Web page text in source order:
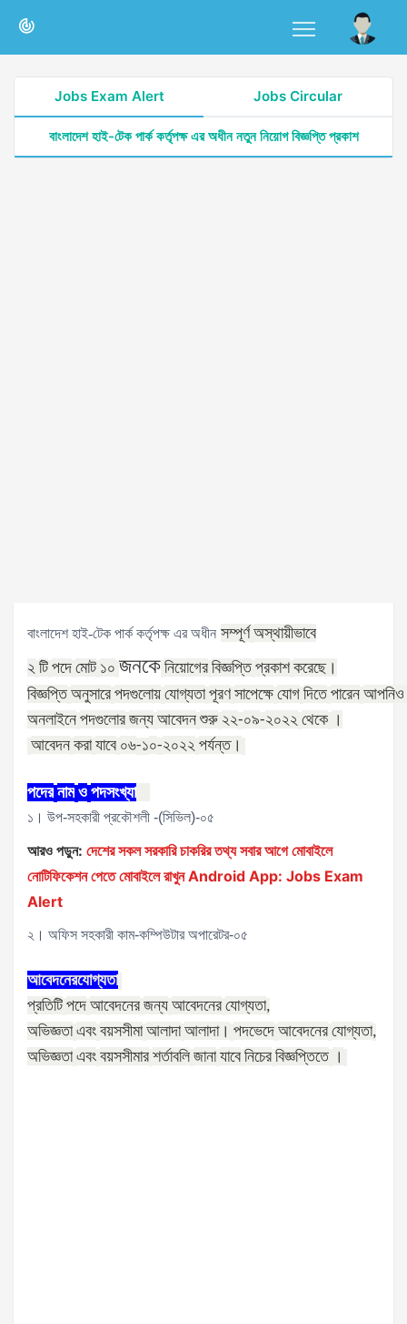
Jobs Exam Alert Jobs Circular
বাংলাদেশ হাই-টেক পার্ক কর্তৃপক্ষ এর অধীন নতুন নিয়োগ বিজ্ঞপ্তি প্রকাশ
বাংলাদেশ হাই-টেক পার্ক কর্তৃপক্ষ এর অধীন সম্পূর্ণ অস্থায়ীভাবে
২ টি পদে মোট ১০ জনকে নিয়োগের বিজ্ঞপ্তি প্রকাশ করেছে।
বিজ্ঞপ্তি অনুসারে পদগুলোয় যোগ্যতা পূরণ সাপেক্ষে যোগ দিতে পারেন
অনলাইনে পদগুলোর জন্য আবেদন শুরু ২২-০৯-২০২২ থেকে ।
আবেদন করা যাবে ০৬-১০-২০২২ পর্যন্ত।
পদের নাম ও পদসংখ্যা
১। উপ-সহকারী প্রকৌশলী -(সিভিল)-০৫
আরও পড়ুন: দেশের সকল সরকারি চাকরির তথ্য সবার আগে মোবাইলে
নোটিফিকেশন পেতে মোবাইলে রাখুন Android App: Jobs Exam
Alert
২। অফিস সহকারী কাম-কম্পিউটার অপারেটর-০৫
আবেদনেরযোগ্যতা
প্রতিটি পদে আবেদনের জন্য আবেদনের যোগ্যতা,
অভিজ্ঞতা এবং বয়সসীমা আলাদা আলাদা। পদভেদে আবেদনের যোগ্যতা,
অভিজ্ঞতা এবং বয়সসীমার শর্তাবলি জানা যাবে নিচের বিজ্ঞপ্তিতে ।